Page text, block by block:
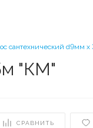
сантехнический d9мм
"КМ"
СРАВНИТЬ